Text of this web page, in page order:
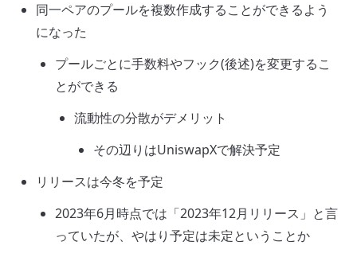
同一ペアのプールを複数作成することができるよう
になった
プールごとに手数料やフック(後述)を変更するこ
とができる
流動性の分散がデメリット
その辺りはUniswapXで解決予定
リリースは今冬を予定
2023年6月時点では「2023年12月リリース」と言
っていたが、やはり予定は未定ということか